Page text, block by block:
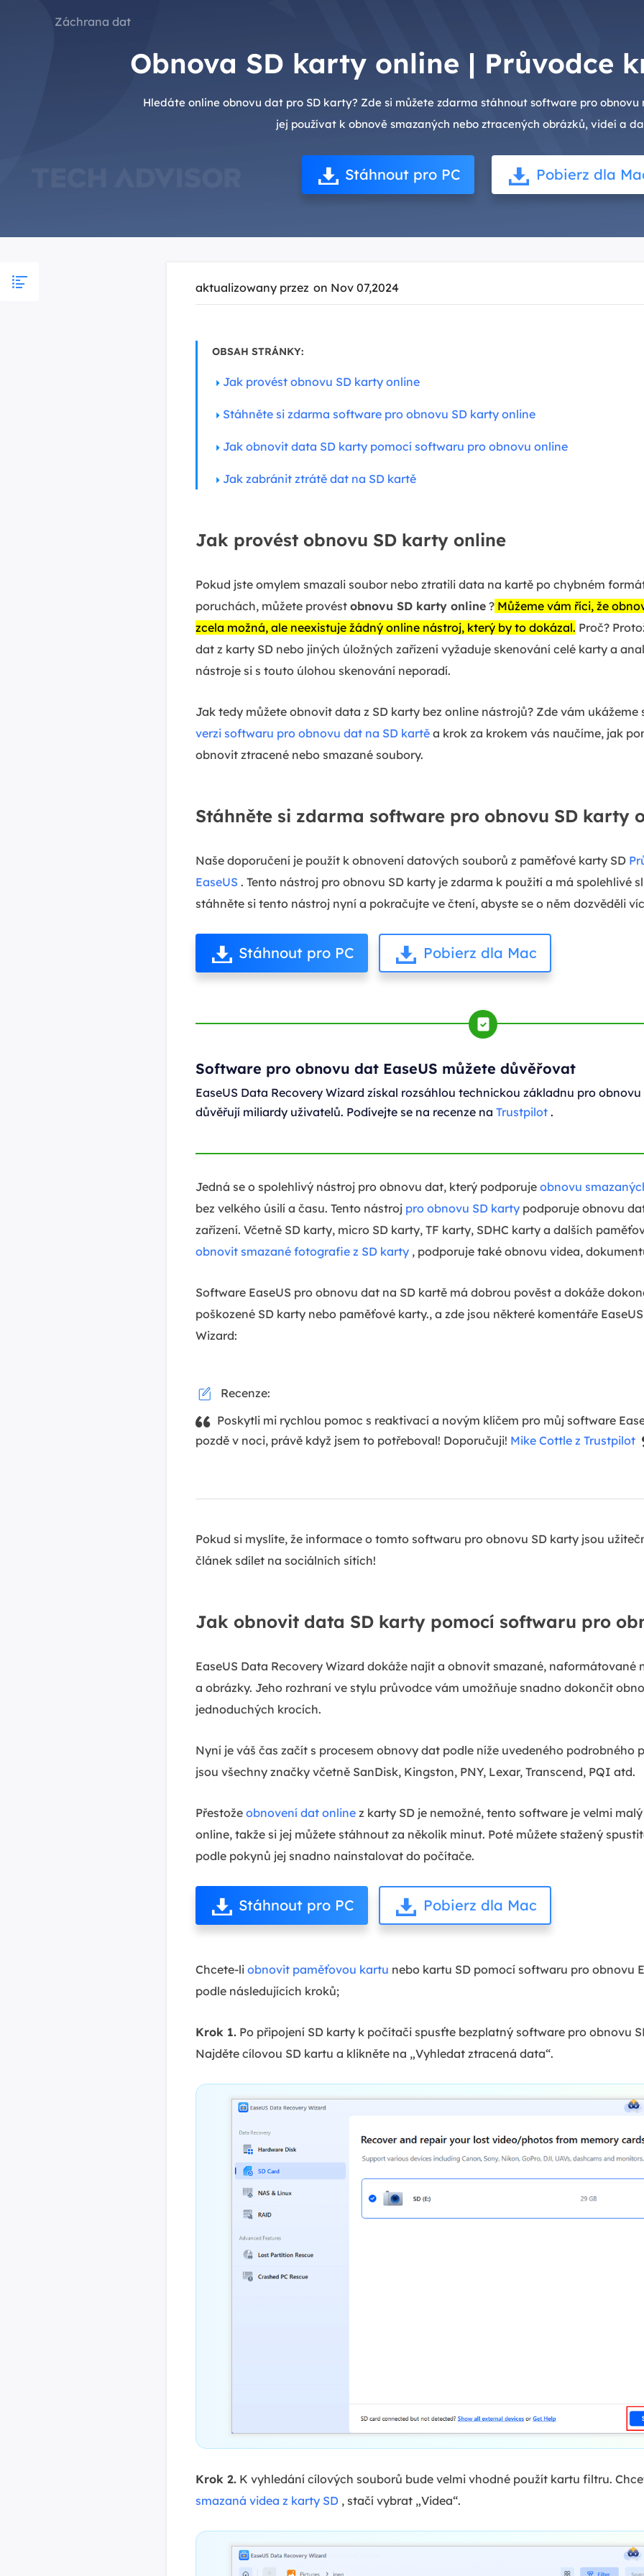
Záchrana dat
Obnova SD karty online | Průvodce
Hledáte online obnovu dat pro SD karty? Zde si můžete zdarma stáhnout software pro obnovu
jej používat k obnově smazaných nebo ztracených obrázků, videí a
Stáhnout pro PC Pobierz dla
aktualizowany przez on Nov 07,2024
OBSAH STRÁNKY:
Jak provést obnovu SD karty online
Stáhněte si zdarma software pro obnovu SD karty online
Jak obnovit data SD karty pomocí softwaru pro obnovu online
Jak zabránit ztrátě dat na SD kartě
Jak provést obnovu SD karty online
Pokud jste omylem smazali soubor nebo ztratili data na kartě po chybném
poruchách, můžete provést obnovu SD karty online ? Můžeme vám říci, že
zcela možná, ale neexistuje žádný online nástroj, který by to dokázal. Proč?
dat z karty SD nebo jiných úložných zařízení vyžaduje skenování celé karty a
nástroje si s touto úlohou skenování neporadí.
Jak tedy můžete obnovit data z SD karty bez online nástrojů? Zde vám ukážeme
verzi softwaru pro obnovu dat na SD kartě a krok za krokem vás naučíme, jak
obnovit ztracené nebo smazané soubory.
Stáhněte si zdarma software pro obnovu SD karty
Naše doporučení je použít k obnovení datových souborů z paměťové karty SD
EaseUS . Tento nástroj pro obnovu SD karty je zdarma k použití a má spolehlivé
stáhněte si tento nástroj nyní a pokračujte ve čtení, abyste se o něm dozvěděli
Stáhnout pro PC Pobierz dla Mac
Software pro obnovu dat EaseUS můžete důvěřovat
EaseUS Data Recovery Wizard získal rozsáhlou technickou základnu pro
důvěřují miliardy uživatelů. Podívejte se na recenze na Trustpilot .
Jedná se o spolehlivý nástroj pro obnovu dat, který podporuje obnovu
bez velkého úsilí a času. Tento nástroj pro obnovu SD karty podporuje obnovu
zařízení. Včetně SD karty, micro SD karty, TF karty, SDHC karty a dalších
obnovit smazané fotografie z SD karty , podporuje také obnovu videa,
Software EaseUS pro obnovu dat na SD kartě má dobrou pověst a dokáže
poškozené SD karty nebo paměťové karty., a zde jsou některé komentáře
Wizard:
Recenze:
pro můj software EaseUS Data Recovery
Omylem jsem smazal všechny soubory na externím pevném
našel EaseUS Data Recovery. Také, zakoupený pro Windows,
Pokud si myslíte, že informace o tomto softwaru pro obnovu SD karty jsou
článek sdílet na sociálních sítích!
Jak obnovit data SD karty pomocí softwaru pro
EaseUS Data Recovery Wizard dokáže najít a obnovit smazané, naformátované
a obrázky. Jeho rozhraní ve stylu průvodce vám umožňuje snadno dokončit
jednoduchých krocích.
Nyní je váš čas začít s procesem obnovy dat podle níže uvedeného podrobného
jsou všechny značky včetně SanDisk, Kingston, PNY, Lexar, Transcend, PQI atd.
Přestože obnovení dat online z karty SD je nemožné, tento software je velmi
online, takže si jej můžete stáhnout za několik minut. Poté můžete stažený
podle pokynů jej snadno nainstalovat do počítače.
Stáhnout pro PC Pobierz dla Mac
Chcete-li obnovit paměťovou kartu nebo kartu SD pomocí softwaru pro obnovu
podle následujících kroků;
Krok 1. Po připojení SD karty k počítači spusťte bezplatný software pro obnovu
Najděte cílovou SD kartu a klikněte na „Vyhledat ztracená data“.
Krok 2. K vyhledání cílových souborů bude velmi vhodné použít kartu filtru.
smazaná videa z karty SD , stačí vybrat „Videa“.